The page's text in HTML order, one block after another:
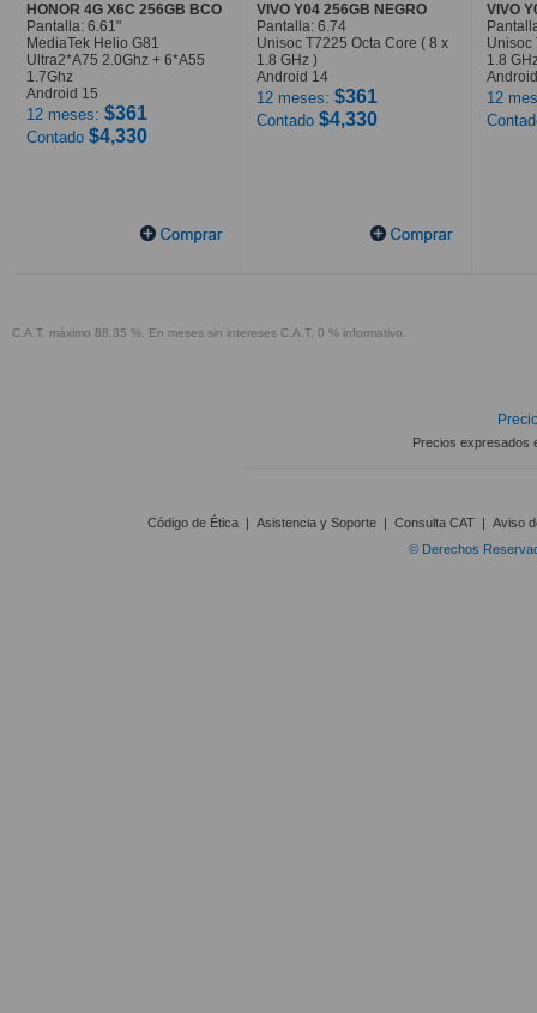
HONOR 4G X6C 256GB BCO
Pantalla: 6.61"
MediaTek Helio G81
Ultra2*A75 2.0Ghz + 6*A55
1.7Ghz
Android 15
12 meses: $361
Contado $4,330
VIVO Y04 256GB NEGRO
Pantalla: 6.74
Unisoc T7225 Octa Core ( 8 x
1.8 GHz )
Android 14
12 meses: $361
Contado $4,330
VIVO
Unisoc
1.8
12
C.A.T. máximo 88.35 %. En meses sin intereses C.A.T. 0 % informativo.
Precios expresados
Código de Ética | Asistencia y Soporte | Consulta CAT | Aviso
© Derechos